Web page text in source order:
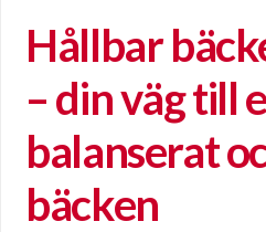
Hållbar
– din väg till
balanserat
bäcken